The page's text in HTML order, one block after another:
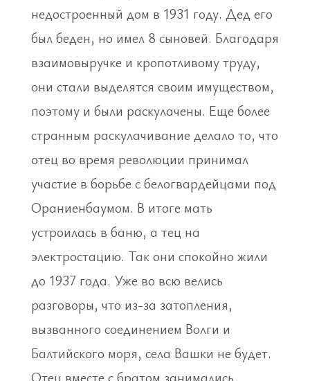
недостроенный дом в 1931 году. Дед его
был беден, но имел 8 сыновей. Благодаря
взаимовыручке и кропотливому труду,
они стали выделятся своим имуществом,
поэтому и были раскулачены. Еще более
странным раскулачивание делало то, что
отец во время революции принимал
участие в борьбе с белогвардейцами под
Ораниенбаумом. В итоге мать
устроилась в баню, а тец на
электростацию. Так они спокойно жили
до 1937 года. Уже во всю велись
разговоры, что из-за затопления,
вызванного соединением Волги и
Балтийского моря, села Вашки не будет.
Отец вместе с братом занимались